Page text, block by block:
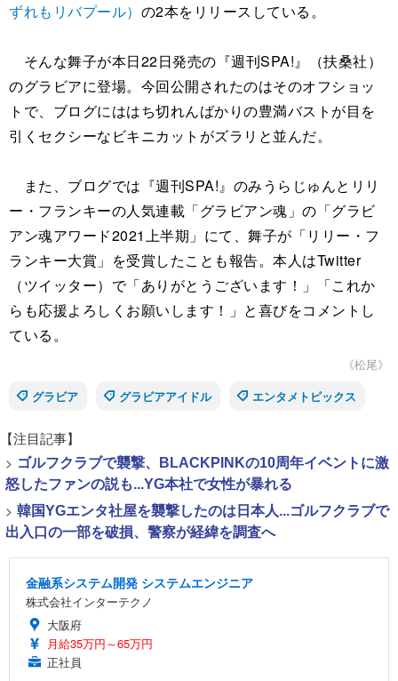
ずれもリバプール） の2本をリリースしている。
そんな舞子が本日22日発売の『週刊SPA!』（扶桑社）
のグラビアに登場。今回公開されたのはそのオフショッ
トで、ブログにははち切れんばかりの豊満バストが目を
引くセクシーなビキニカットがズラリと並んだ。
また、ブログでは『週刊SPA!』のみうらじゅんとリリ
ー・フランキーの人気連載「グラビアン魂」の「グラビ
アン魂アワード2021上半期」にて、舞子が「リリー・フ
ランキー大賞」を受賞したことも報告。本人はTwitter
（ツイッター）で「ありがとうございます！」「これか
らも応援よろしくお願いします！」と喜びをコメントし
ている。
《松尾》
グラビア
グラビアアイドル エンタメトピックス
【注目記事】
> ゴルフクラブで襲撃、BLACKPINKの10周年イベントに激
怒したファンの説も...YG本社で女性が暴れる
> 韓国YGエンタ社屋を襲撃したのは日本人...ゴルフクラブで
出入口の一部を破損、警察が経緯を調査へ
金融系システム開発 システムエンジニア
株式会社インターテクノ
大阪府
月給35万円～65万円
正社員